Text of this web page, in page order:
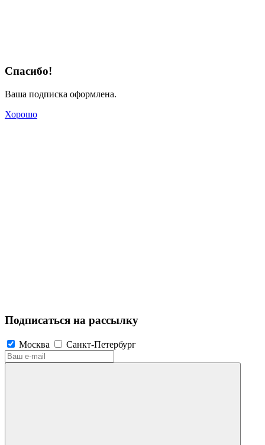
Спасибо!
Ваша подписка оформлена.
Хорошо
Подписаться на рассылку
Москва Санкт-Петербург